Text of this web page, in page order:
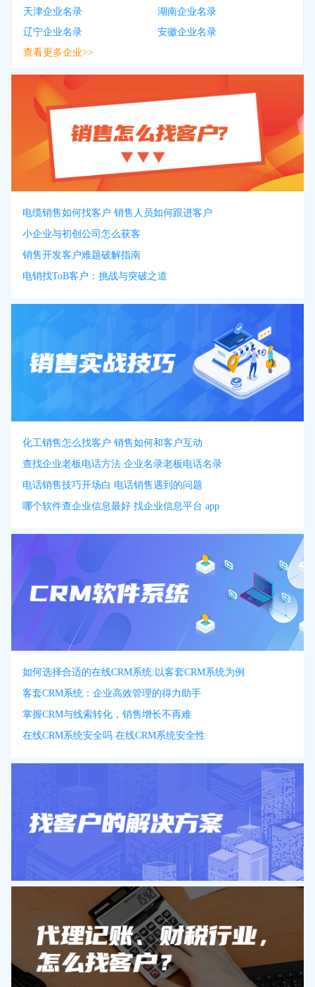
天津企业名录
湖南企业名录
辽宁企业名录
安徽企业名录
查看更多企业>>
电缆销售如何找客户 销售人员如何跟进客户
小企业与初创公司怎么获客
销售开发客户难题破解指南
电销找ToB客户：挑战与突破之道
化工销售怎么找客户 销售如何和客户互动
查找企业老板电话方法 企业名录老板电话名录
电话销售技巧开场白 电话销售遇到的问题
哪个软件查企业信息最好 找企业信息平台 app
如何选择合适的在线CRM系统:以客套CRM系统为例
客套CRM系统：企业高效管理的得力助手
掌握CRM与线索转化，销售增长不再难
在线CRM系统安全吗 在线CRM系统安全性